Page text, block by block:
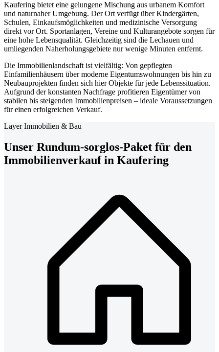
Kaufering bietet eine gelungene Mischung aus urbanem Komfort
und naturnaher Umgebung. Der Ort verfügt über Kindergärten,
Schulen, Einkaufsmöglichkeiten und medizinische Versorgung
direkt vor Ort. Sportanlagen, Vereine und Kulturangebote sorgen für
eine hohe Lebensqualität. Gleichzeitig sind die Lechauen und
umliegenden Naherholungsgebiete nur wenige Minuten entfernt.
Die Immobilienlandschaft ist vielfältig: Von gepflegten
Einfamilienhäusern über moderne Eigentumswohnungen bis hin zu
Neubauprojekten finden sich hier Objekte für jede Lebenssituation.
Aufgrund der konstanten Nachfrage profitieren Eigentümer von
stabilen bis steigenden Immobilienpreisen – ideale Voraussetzungen
für einen erfolgreichen Verkauf.
Layer Immobilien & Bau
Unser Rundum-sorglos-Paket für den
Immobilienverkauf in Kaufering